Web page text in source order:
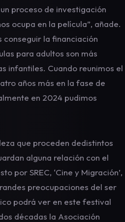
proceso de investigación
ocupa en la película”, añade.
conseguir la financiación
para adultos son más
infantiles. Cuando reunimos el
años más en la fase de
en 2024 pudimos
que proceden dedistintos
alguna relación con el
por SREC, ‘Cine y Migración’,
preocupaciones del ser
podrá ver en este festival
décadas la Asociación